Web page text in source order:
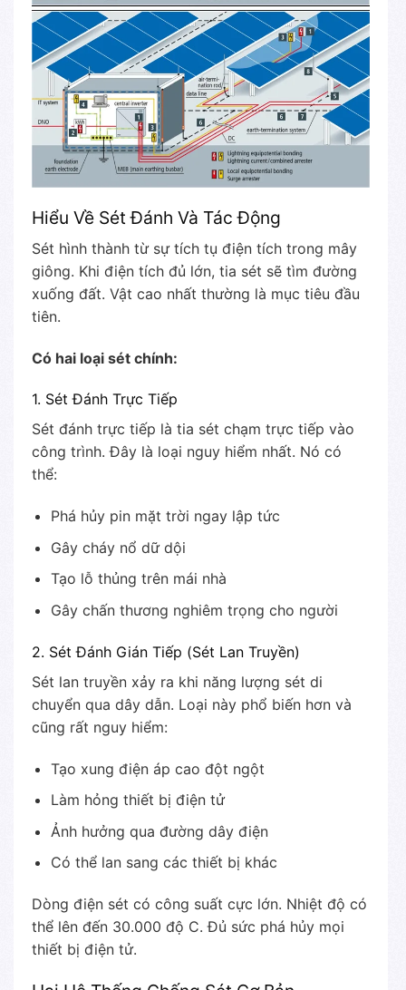
Hiểu Về Sét Đánh Và Tác Động
Sét hình thành từ sự tích tụ điện tích trong mây
giông. Khi điện tích đủ lớn, tia sét sẽ tìm đường
xuống đất. Vật cao nhất thường là mục tiêu đầu
tiên.
Có hai loại sét chính:
1. Sét Đánh Trực Tiếp
Sét đánh trực tiếp là tia sét chạm trực tiếp vào
công trình. Đây là loại nguy hiểm nhất. Nó có
thể:
Phá hủy pin mặt trời ngay lập tức
Gây cháy nổ dữ dội
Tạo lỗ thủng trên mái nhà
Gây chấn thương nghiêm trọng cho người
2. Sét Đánh Gián Tiếp (Sét Lan Truyền)
Sét lan truyền xảy ra khi năng lượng sét di
chuyển qua dây dẫn. Loại này phổ biến hơn và
cũng rất nguy hiểm:
Tạo xung điện áp cao đột ngột
Làm hỏng thiết bị điện tử
Ảnh hưởng qua đường dây điện
Có thể lan sang các thiết bị khác
Dòng điện sét có công suất cực lớn. Nhiệt độ có
thể lên đến 30.000 độ C. Đủ sức phá hủy mọi
thiết bị điện tử.